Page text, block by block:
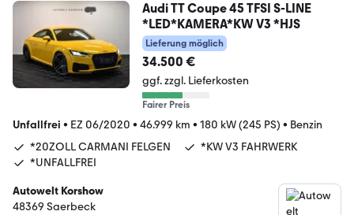
Audi TT Coupe 45 TFSI S-LINE
*LED*KAMERA*KW V3 *HJS
Lieferung möglich
34.500 €
ggf. zzgl. Lieferkosten
Fairer Preis
Unfallfrei • EZ 06/2020 • 46.999 km • 180 kW (245 PS) • Benzin
*20ZOLL CARMANI FELGEN
*KW V3 FAHRWERK
*UNFALLFREI
Autowelt Korshow
48369 Saerbeck